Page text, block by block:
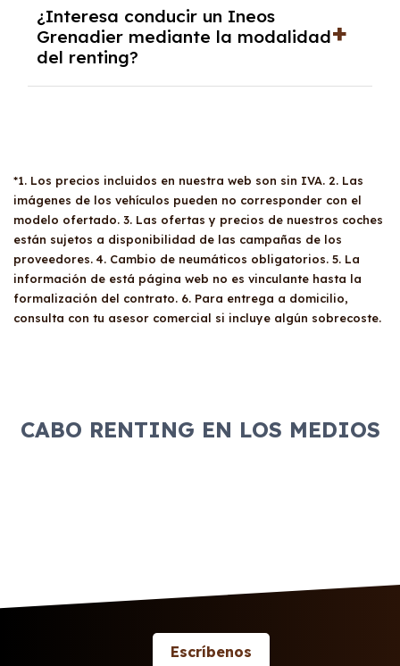
renting se puede adquirir el coche. En este
caso tendrán que analizar los años, la
cantidad de kilómetros recorridos y el coste
del mercado actual.
¿Interesa conducir un Ineos
Grenadier mediante la modalidad
del renting?
*1. Los precios incluidos en nuestra web son sin IVA. 2. Las
imágenes de los vehículos pueden no corresponder con el
modelo ofertado. 3. Las ofertas y precios de nuestros coches
están sujetos a disponibilidad de las campañas de los
proveedores. 4. Cambio de neumáticos obligatorios. 5. La
información de está página web no es vinculante hasta la
formalización del contrato. 6. Para entrega a domicilio,
consulta con tu asesor comercial si incluye algún sobrecoste.
CABO RENTING EN LOS MEDIOS
Escríbenos